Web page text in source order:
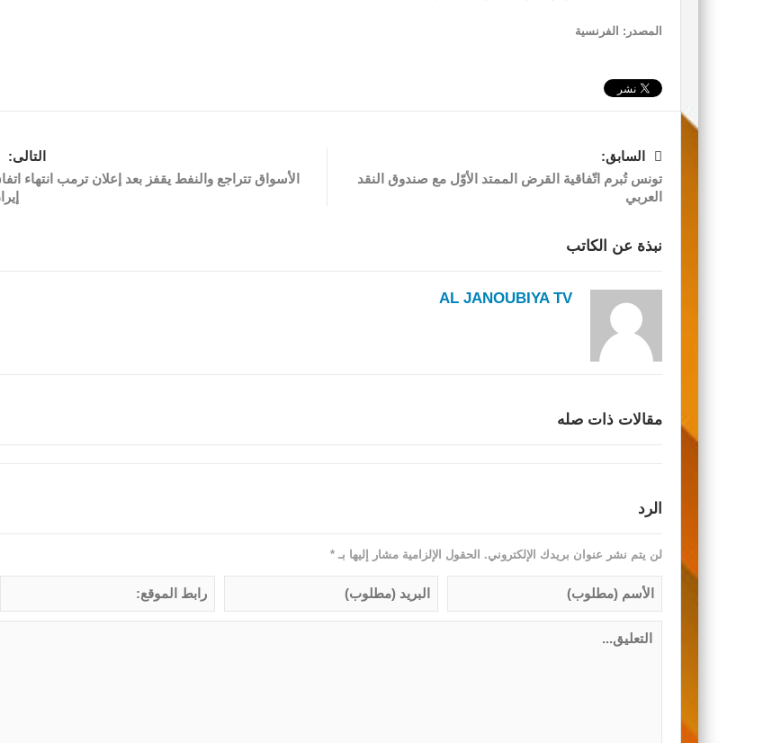
المصدر: الفرنسية
السابق:
تونس تُبرم اتّفاقية القرض الممتد الأوّل مع صندوق النقد
العربي
التالى:
الأسواق تتراجع والنفط يقفز بعد إعلان ترمب انتهاء
نبذة عن الكاتب
AL JANOUBIYA TV
مقالات ذات صله
الرد
لن يتم نشر عنوان بريدك الإلكتروني. الحقول الإلزامية مشار إليها بـ *